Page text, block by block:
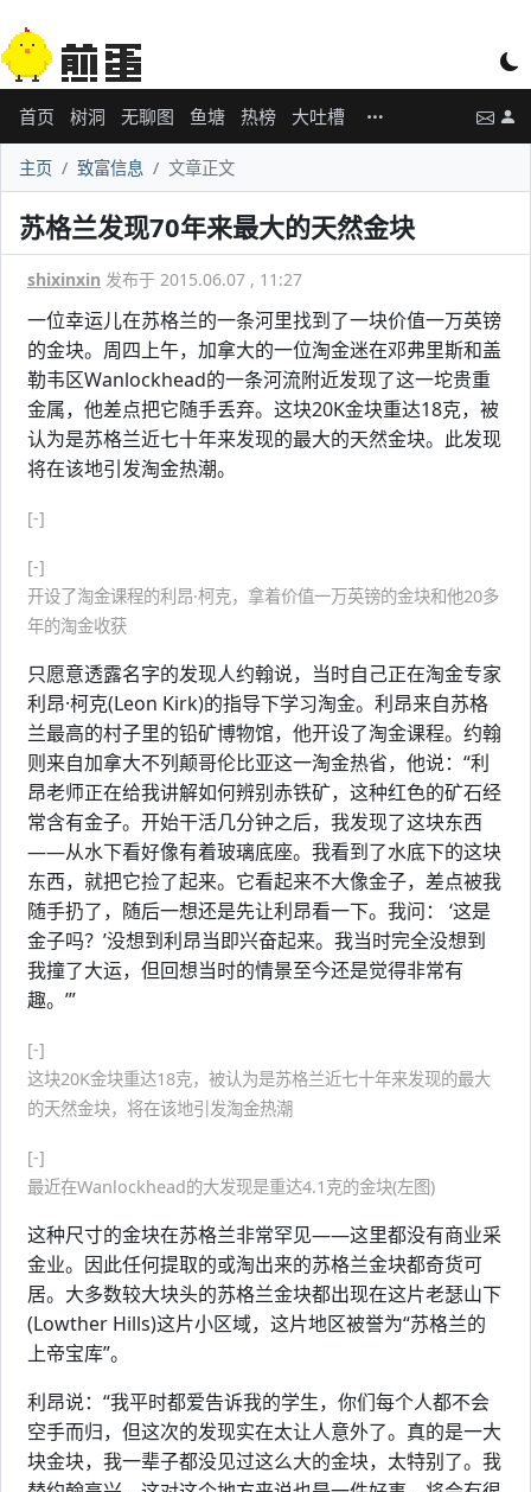
首页 树洞 无聊图 鱼塘 热榜 大吐槽
主页 致富信息 文章正文
苏格兰发现70年来最大的天然金块
shixinxin 发布于 2015.06.07 , 11:27
一位幸运儿在苏格兰的一条河里找到了一块价值一万英镑
的金块。周四上午，加拿大的一位淘金迷在邓弗里斯和盖
勒韦区Wanlockhead的一条河流附近发现了这一坨贵重
金属，他差点把它随手丢弃。这块20K金块重达18克，被
认为是苏格兰近七十年来发现的最大的天然金块。此发现
将在该地引发淘金热潮。
[-]
[-]
开设了淘金课程的利昂·柯克，拿着价值一万英镑的金块和他20多
年的淘金收获
只愿意透露名字的发现人约翰说，当时自己正在淘金专家
利昂·柯克(Leon Kirk)的指导下学习淘金。利昂来自苏格
兰最高的村子里的铅矿博物馆，他开设了淘金课程。约翰
则来自加拿大不列颠哥伦比亚这一淘金热省，他说：“利
昂老师正在给我讲解如何辨别赤铁矿，这种红色的矿石经
常含有金子。开始干活几分钟之后，我发现了这块东西
——从水下看好像有着玻璃底座。我看到了水底下的这块
东西，就把它捡了起来。它看起来不大像金子，差点被我
随手扔了，随后一想还是先让利昂看一下。我问： ‘这是
金子吗？’没想到利昂当即兴奋起来。我当时完全没想到
我撞了大运，但回想当时的情景至今还是觉得非常有
趣。’”
[-]
这块20K金块重达18克，被认为是苏格兰近七十年来发现的最大
的天然金块，将在该地引发淘金热潮
[-]
最近在Wanlockhead的大发现是重达4.1克的金块(左图)
这种尺寸的金块在苏格兰非常罕见——这里都没有商业采
金业。因此任何提取的或淘出来的苏格兰金块都奇货可
居。大多数较大块头的苏格兰金块都出现在这片老瑟山下
(Lowther Hills)这片小区域，这片地区被誉为“苏格兰的
上帝宝库”。
利昂说：“我平时都爱告诉我的学生，你们每个人都不会
空手而归，但这次的发现实在太让人意外了。真的是一大
块金块，我一辈子都没见过这么大的金块，太特别了。我